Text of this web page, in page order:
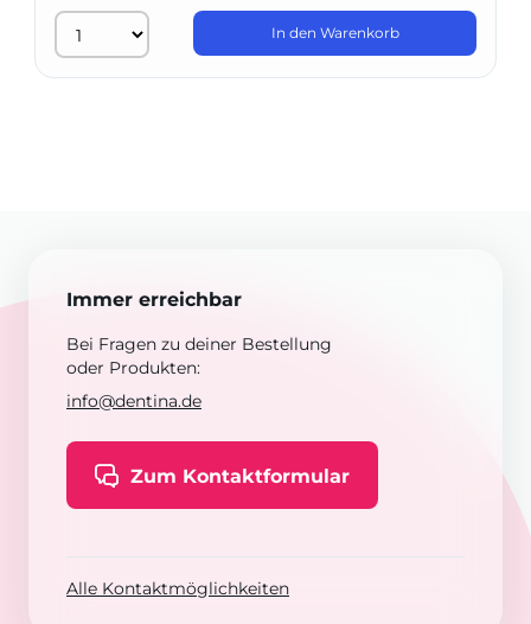
In den Warenkorb
Immer erreichbar
Bei Fragen zu deiner Bestellung
oder Produkten:
info@dentina.de
Zum Kontaktformular
Alle Kontaktmöglichkeiten